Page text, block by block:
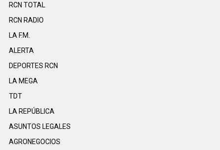
RCN TOTAL
RCN RADIO
LA F.M.
ALERTA
DEPORTES RCN
LA MEGA
TDT
LA REPÚBLICA
ASUNTOS LEGALES
AGRONEGOCIOS